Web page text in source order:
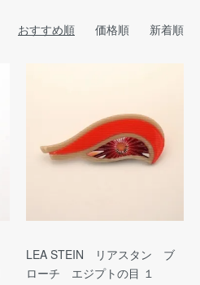
おすすめ順 価格順 新着順
LEA STEIN リアスタン ブ
ローチ エジプトの目 １